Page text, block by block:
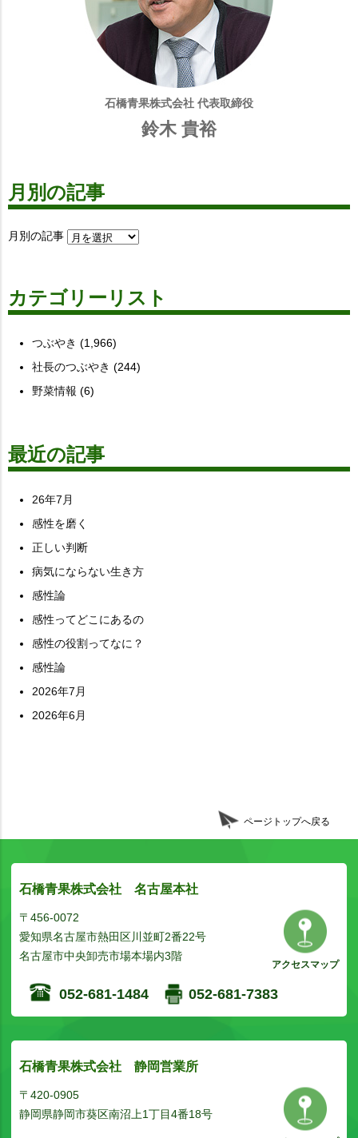
石橋青果株式会社 代表取締役
鈴木 貴裕
月別の記事
月別の記事
カテゴリーリスト
つぶやき (1,966)
社長のつぶやき (244)
野菜情報 (6)
最近の記事
26年7月
感性を磨く
正しい判断
病気にならない生き方
感性論
感性ってどこにあるの
感性の役割ってなに？
感性論
2026年7月
2026年6月
ページトップへ戻る
石橋青果株式会社 名古屋本社
〒456-0072
愛知県名古屋市熱田区川並町2番22号
名古屋市中央卸売市場本場内3階
アクセスマップ
052-681-1484 052-681-7383
石橋青果株式会社 静岡営業所
〒420-0905
静岡県静岡市葵区南沼上1丁目4番18号